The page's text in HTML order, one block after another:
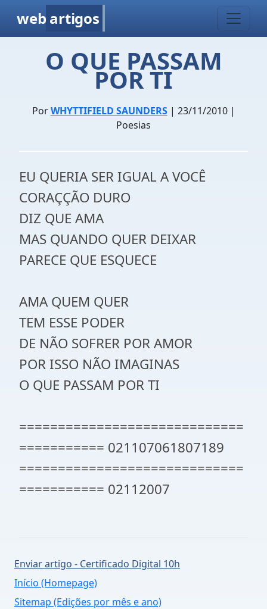
web artigos
O QUE PASSAM
POR TI
PorWHYTTIFIELD SAUNDERS| 23/11/2010 |
Poesias
EU QUERIA SER IGUAL A VOCÊ
CORAÇÇÃO DURO
DIZ QUE AMA
MAS QUANDO QUER DEIXAR
PARECE QUE ESQUECE
AMA QUEM QUER
TEM ESSE PODER
DE NÃO SOFRER POR AMOR
POR ISSO NÃO IMAGINAS
O QUE PASSAM POR TI
=============================
=========== 021107061807189
=============================
=========== 02112007
Enviar artigo - Certificado Digital 10h
Início (Homepage)
Sitemap (Edições por mês e ano)